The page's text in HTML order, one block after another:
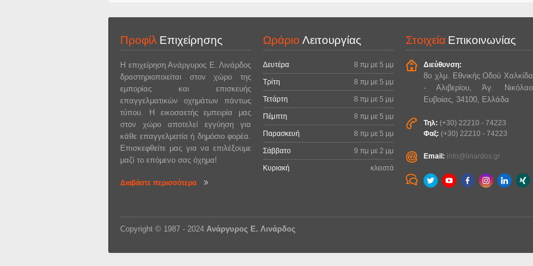
Προφίλ Επιχείρησης
Η επιχείρηση Ανάργυρος Ε. Λινάρδος
δραστηριοποιείται στον χώρο της
εμπορίας και επισκευής
επαγγελματικών οχημάτων πάντως
τύπου. Η εικοσαετής εμπειρία μας
στον χώρο αποτελεί εγγύηση για
κάθε επαγγελματία ή δημόσιο φορέα.
Επισκεφθείτε μας για να επιλέξουμε
μαζί το επόμενο σας όχημα!
Διαβάστε περισσότερα
Ωράριο Λειτουργίας
Δευτέρα 8 πμ με 5 μμ
Τρίτη 8 πμ με 5 μμ
Τετάρτη 8 πμ με 5 μμ
Πέμπτη 8 πμ με 5 μμ
Παρασκευή 8 πμ με 5 μμ
Σάββατο 9 πμ με 2 μμ
Κυριακή κλειστά
ΣτοιχείαΕπικοινωνίας
Διεύθυνση:
8ο χλμ. Εθνικής Οδού
- Αλιβερίου, Άγ.
Ευβοίας, 34100, Ελλάδα
Τηλ: (+30) 22210 - 74223
Φαξ: (+30) 22210 - 74223
Email: info@linardos.gr
Copyright © 1987 - 2024 Ανάργυρος Ε. Λινάρδος